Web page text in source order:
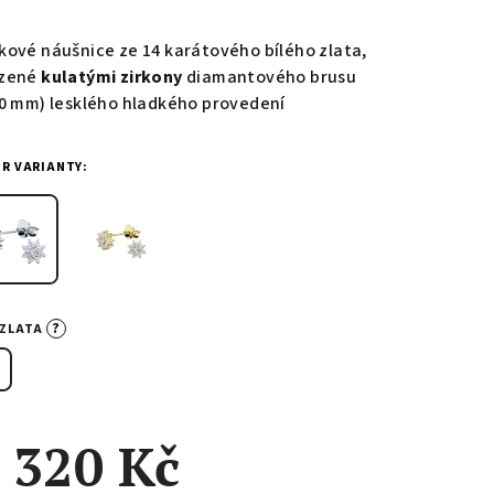
náušnice ze 14 karátového bílého zlata,
kulatými zirkony diamantového brusu
mm) lesklého hladkého provedení
VARIANTY:
?
Kč